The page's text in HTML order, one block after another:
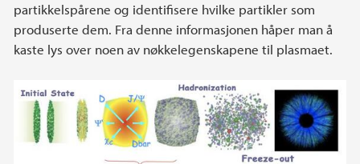
partikkelspårene og identifisere hvilke partikler som
produserte dem. Fra denne informasjonen håper man å
kaste lys over noen av nøkkelegenskapene til plasmaet.